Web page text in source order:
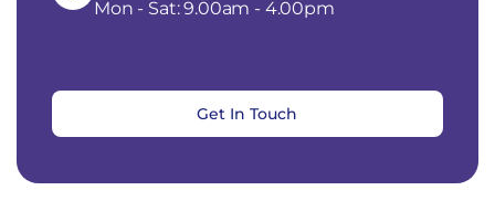
Mon - Sat: 9.00am - 4.00pm